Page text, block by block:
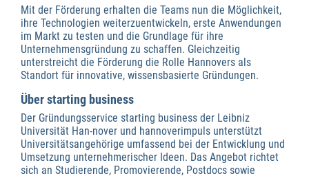
Mit der Förderung erhalten die Teams nun die Möglichkeit,
ihre Technologien weiterzuentwickeln, erste Anwendungen
im Markt zu testen und die Grundlage für ihre
Unternehmensgründung zu schaffen. Gleichzeitig
unterstreicht die Förderung die Rolle Hannovers als
Standort für innovative, wissensbasierte Gründungen.
Über starting business
Der Gründungsservice starting business der Leibniz
Universität Han-nover und hannoverimpuls unterstützt
Universitätsangehörige umfassend bei der Entwicklung und
Umsetzung unternehmerischer Ideen. Das Angebot richtet
sich an Studierende, Promovierende, Postdocs sowie